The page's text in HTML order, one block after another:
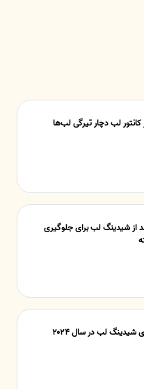
کانتور لب دچار تیرگی لب‌ها
از شیدینگ لب برای جلوگیری
شیدینگ لب در سال ۲۰۲۴